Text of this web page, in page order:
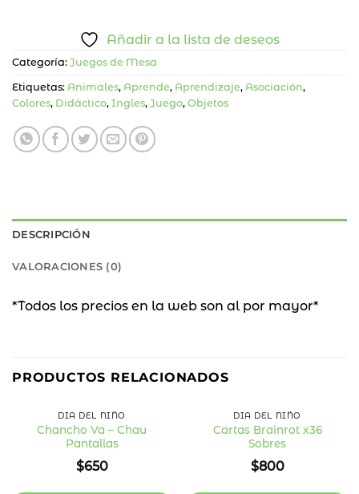
Añadir a la lista de deseos
Categoría: Juegos de Mesa
Etiquetas: Animales, Aprende, Aprendizaje, Asociación,
Colores, Didáctico, Ingles, Juego, Objetos
DESCRIPCIÓN
VALORACIONES (0)
*Todos los precios en la web son al por mayor*
PRODUCTOS RELACIONADOS
DÍA DEL NIÑO
Chancho Va – Chau
Pantallas
$650
DÍA DEL NIÑO
Cartas Brainrot x36
Sobres
$800